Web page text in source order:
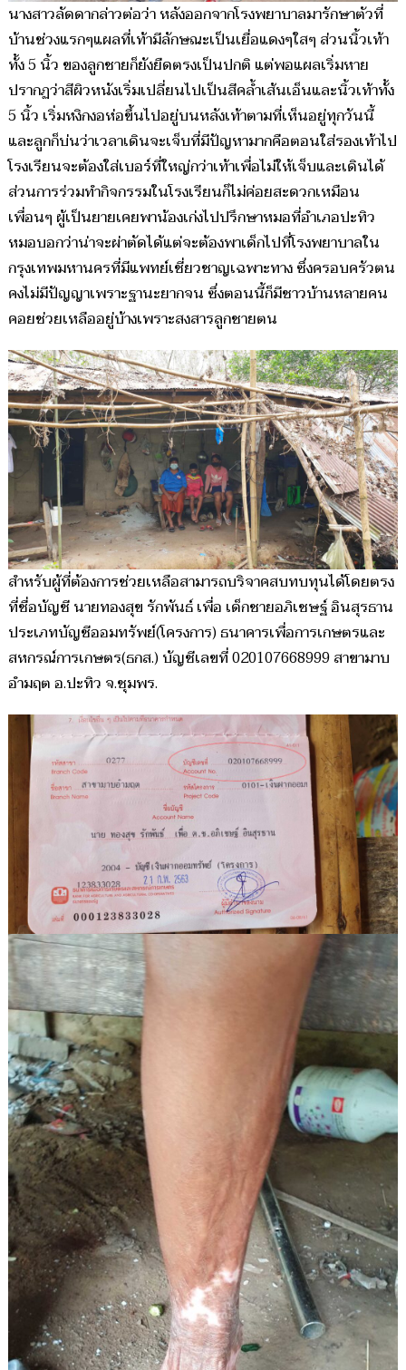
นางสาวลัดดากล่าวต่อว่า หลังออกจากโรงพยาบาลมารักษาตัวที่
บ้านช่วงแรกๆแผลที่เท้ามีลักษณะเป็นเยื่อแดงๆใสๆ ส่วนนิ้วเท้า
ทั้ง 5 นิ้ว ของลูกชายก็ยังยืดตรงเป็นปกติ แต่พอแผลเริ่มหาย
ปรากฏว่าสีผิวหนังเริ่มเปลี่ยนไปเป็นสีคล้ำเส้นเอ็นและนิ้วเท้าทั้ง
5 นิ้ว เริ่มหงิกงอห่อขึ้นไปอยู่บนหลังเท้าตามที่เห็นอยู่ทุกวันนี้
และลูกก็บ่นว่าเวลาเดินจะเจ็บที่มีปัญหามากคือตอนใส่รองเท้าไป
โรงเรียนจะต้องใส่เบอร์ที่ใหญ่กว่าเท้าเพื่อไม่ให้เจ็บและเดินได้
ส่วนการร่วมทำกิจกรรมในโรงเรียนก็ไม่ค่อยสะดวกเหมือน
เพื่อนๆ ผู้เป็นยายเคยพาน้องเก่งไปปรึกษาหมอที่อำเภอปะทิว
หมอบอกว่าน่าจะผ่าตัดได้แต่จะต้องพาเด็กไปที่โรงพยาบาลใน
กรุงเทพมหานครที่มีแพทย์เชี่ยวชาญเฉพาะทาง ซึ่งครอบครัวตน
คงไม่มีปัญญาเพราะฐานะยากจน ซึ่งตอนนี้ก็มีชาวบ้านหลายคน
คอยช่วยเหลืออยู่บ้างเพราะสงสารลูกชายตน
สำหรับผู้ที่ต้องการช่วยเหลือสามารถบริจาคสบทบทุนได้โดยตรง
ที่ชื่อบัญชี นายทองสุข รักพันธ์ เพื่อ เด็กชายอภิเชษฐ์ อินสุรธาน
ประเภทบัญชีออมทรัพย์(โครงการ) ธนาคารเพื่อการเกษตรและ
สหกรณ์การเกษตร(ธกส.) บัญชีเลขที่ 020107668999 สาขามาบ
อำมฤต อ.ปะทิว จ.ชุมพร.